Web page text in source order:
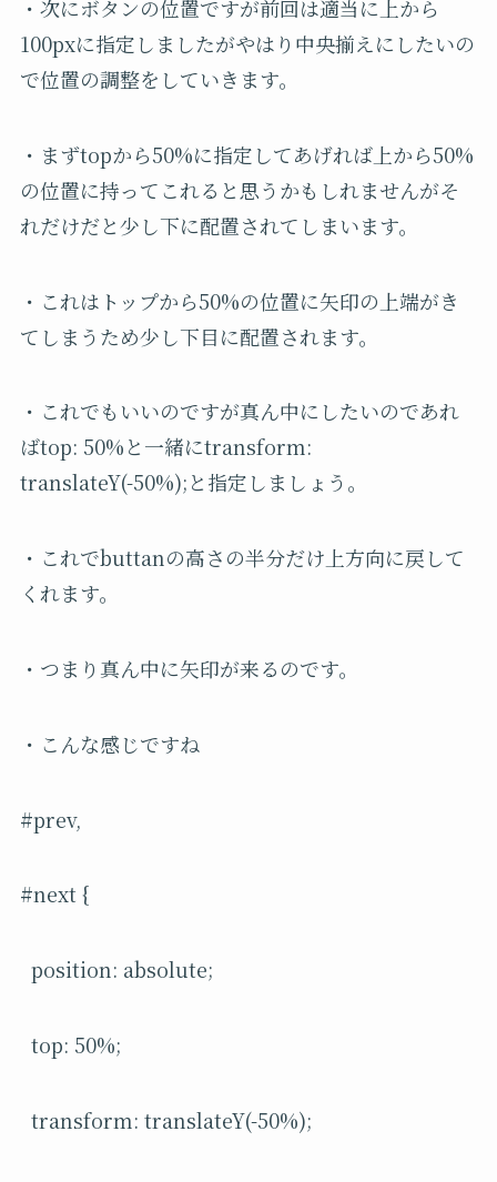
・次にボタンの位置ですが前回は適当に上から
100pxに指定しましたがやはり中央揃えにしたいの
で位置の調整をしていきます。
・まずtopから50%に指定してあげれば上から50%
の位置に持ってこれると思うかもしれませんがそ
れだけだと少し下に配置されてしまいます。
・これはトップから50%の位置に矢印の上端がき
てしまうため少し下目に配置されます。
・これでもいいのですが真ん中にしたいのであれ
ばtop: 50%と一緒にtransform:
translateY(-50%);と指定しましょう。
・これでbuttanの高さの半分だけ上方向に戻して
くれます。
・つまり真ん中に矢印が来るのです。
・こんな感じですね
#prev,
#next {
position: absolute;
top: 50%;
transform: translateY(-50%);